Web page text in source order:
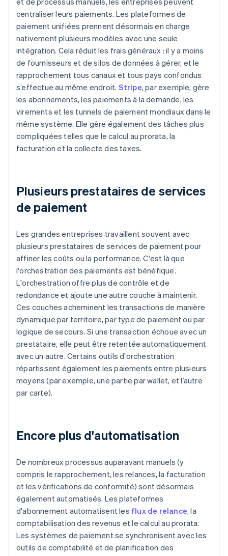
centraliser leurs paiements. Les plateformes de
paiement unifiées prennent désormais en charge
nativement plusieurs modèles avec une seule
intégration. Cela réduit les frais généraux : il y a moins
de fournisseurs et de silos de données à gérer, et le
rapprochement tous canaux et tous pays confondus
s’effectue au même endroit. Stripe, par exemple, gère
les abonnements, les paiements à la demande, les
virements et les tunnels de paiement mondiaux dans le
même système. Elle gère également des tâches plus
compliquées telles que le calcul au prorata, la
facturation et la collecte des taxes.
Plusieurs prestataires de services
de paiement
Les grandes entreprises travaillent souvent avec
plusieurs prestataires de services de paiement pour
affiner les coûts ou la performance. C'est là que
l'orchestration des paiements est bénéfique.
L'orchestration offre plus de contrôle et de
redondance et ajoute une autre couche à maintenir.
Ces couches acheminent les transactions de manière
dynamique par territoire, par type de paiement ou par
logique de secours. Si une transaction échoue avec un
prestataire, elle peut être retentée automatiquement
avec un autre. Certains outils d'orchestration
répartissent également les paiements entre plusieurs
moyens (par exemple, une partie par wallet, et l’autre
par carte).
Encore plus d'automatisation
De nombreux processus auparavant manuels (y
compris le rapprochement, les relances, la facturation
et les vérifications de conformité) sont désormais
également automatisés. Les plateformes
d'abonnement automatisent les flux de relance, la
comptabilisation des revenus et le calcul au prorata.
Les systèmes de paiement se synchronisent avec les
outils de comptabilité et de planification des